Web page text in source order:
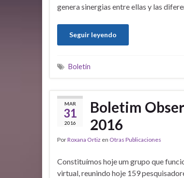
genera sinergias entre ellas y las
Seguir leyendo
Boletín
MAR
31
2016
Boletim
2016
PorRoxana Ortiz en Otras Publicaciones
Constituímos hoje um grupo que
virtual, reunindo hoje 159